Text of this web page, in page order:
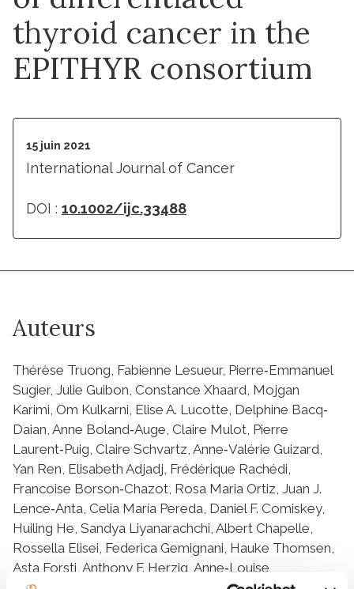
thyroid cancer in the
EPITHYR consortium
15 juin 2021
International Journal of Cancer
DOI : 10.1002/ijc.33488
Auteurs
Thérèse Truong, Fabienne Lesueur, Pierre‐Emmanuel
Sugier, Julie Guibon, Constance Xhaard, Mojgan
Karimi, Om Kulkarni, Elise A. Lucotte, Delphine Bacq‐
Daian, Anne Boland‐Auge, Claire Mulot, Pierre
Laurent‐Puig, Claire Schvartz, Anne‐Valérie Guizard,
Yan Ren, Elisabeth Adjadj, Frédérique Rachédi,
Francoise Borson‐Chazot, Rosa Maria Ortiz, Juan J.
Lence‐Anta, Celia María Pereda, Daniel F. Comiskey,
Huiling He, Sandya Liyanarachchi, Albert Chapelle,
Rossella Elisei, Federica Gemignani, Hauke Thomsen,
Asta Forsti, Anthony F. Herzig, Anne‐Louise